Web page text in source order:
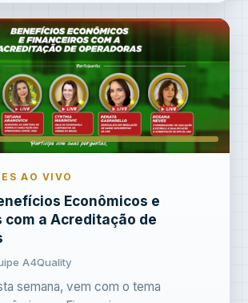
AO VIVO
Econômicos e
com a Acreditação de
A4Quality
semana, vem com o tema